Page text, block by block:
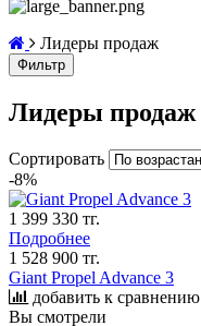
Лидеры продаж
Фильтр
Лидеры продаж
Сортировать
-8%
1 399 330 тг.
Подробнее
1 528 900 тг.
Giant Propel Advance 3
добавить к сравнению
Вы смотрели